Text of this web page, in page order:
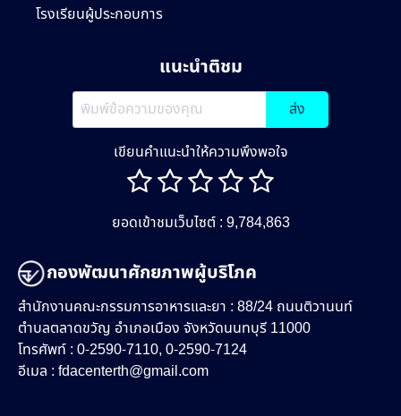
โรงเรียนผู้ประกอบการ
แนะนำติชม
ส่ง
เขียนคำแนะนำให้ความพึงพอใจ
ยอดเข้าชมเว็บไซต์ : 9,784,863
กองพัฒนาศักยภาพผู้บริโภค
สำนักงานคณะกรรมการอาหารและยา : 88/24 ถนนติวานนท์
ตำบลตลาดขวัญ อำเภอเมือง จังหวัดนนทบุรี 11000
โทรศัพท์ : 0-2590-7110, 0-2590-7124
อีเมล : fdacenterth@gmail.com